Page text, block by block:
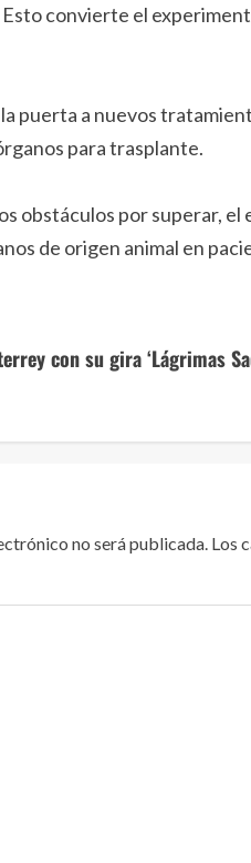
convierte el
puerta a nuevos
para trasplante.
obstáculos por superar,
de origen animal en
con su gira ‘Lágrimas
no será publicada. Los